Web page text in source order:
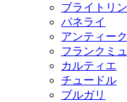
ブライトリ
パネライ
アンティー
フランクミ
カルティエ
チュードル
ブルガリ